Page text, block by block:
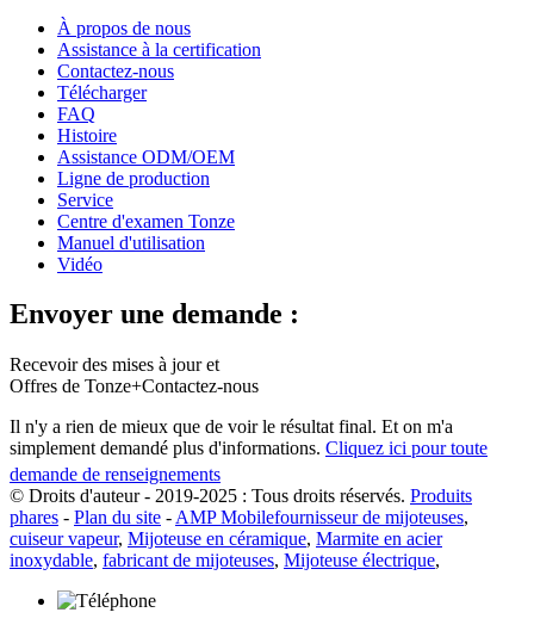
À propos de nous
Assistance à la certification
Contactez-nous
Télécharger
FAQ
Histoire
Assistance ODM/OEM
Ligne de production
Service
Centre d'examen Tonze
Manuel d'utilisation
Vidéo
Envoyer une demande :
Recevoir des mises à jour et
Offres de Tonze+Contactez-nous
Il n'y a rien de mieux que de voir le résultat final. Et on m'a
simplement demandé plus d'informations. Cliquez ici pour toute
demande de renseignements
© Droits d'auteur - 2019-2025 : Tous droits réservés. Produits
phares - Plan du site - AMP Mobilefournisseur de mijoteuses,
cuiseur vapeur, Mijoteuse en céramique, Marmite en acier
inoxydable, fabricant de mijoteuses, Mijoteuse électrique,